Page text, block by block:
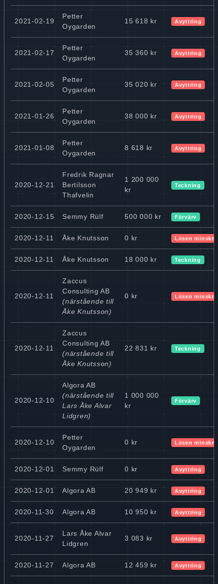
2021-02-19
Petter
Oygarden
15 618 kr Avyttring
2021-02-17
Petter
Oygarden
35 360 kr Avyttring
2021-02-05
Petter
Oygarden
35 020 kr Avyttring
2021-01-26
Petter
Oygarden
38 000 kr Avyttring
2021-01-08
Petter
Oygarden
8 618 kr Avyttring
2020-12-21
Fredrik Ragnar
Bertilsson
Thafvelin
1 200 000
kr
Teckning
2020-12-15 Semmy Rülf 500 000 kr Förvärv
2020-12-11 Åke Knutsson 0 kr Lösen
2020-12-11 Åke Knutsson 18 000 kr Teckning
2020-12-11
Zaccus
Consulting AB
(närstående till
Åke Knutsson)
0 kr Lösen
2020-12-11
Zaccus
Consulting AB
(närstående till
Åke Knutsson)
22 831 kr Teckning
2020-12-10
Algora AB
(närstående till
Lars Åke Alvar
Lidgren)
1 000 000
kr
Förvärv
2020-12-10
Petter
Oygarden
0 kr Lösen
2020-12-01 Semmy Rülf 0 kr Avyttring
2020-12-01 Algora AB 20 949 kr Avyttring
2020-11-30 Algora AB 10 950 kr Avyttring
2020-11-27
Lars Åke Alvar
Lidgren
3 083 kr Avyttring
2020-11-27 Algora AB 12 459 kr Avyttring